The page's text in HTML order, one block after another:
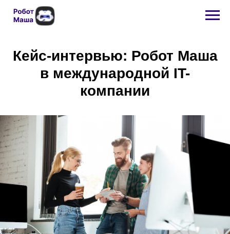
Кейс-интервью: Робот Маша
в международной IT-
компании